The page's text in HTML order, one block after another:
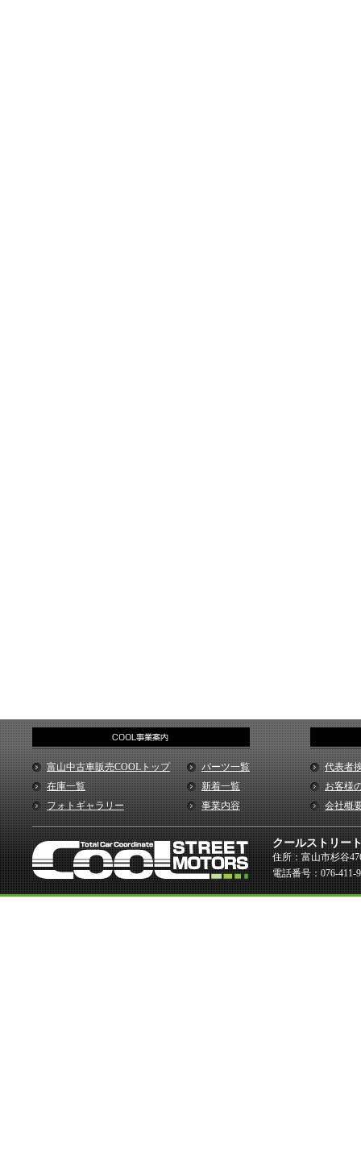
富山中古車販売COOLトップ
パーツ一覧
在庫一覧
新着一覧
フォトギャラリー
事業内容
代表者
お客様
会社概
クールストリー
住所：富山市杉谷
電話番号：076-